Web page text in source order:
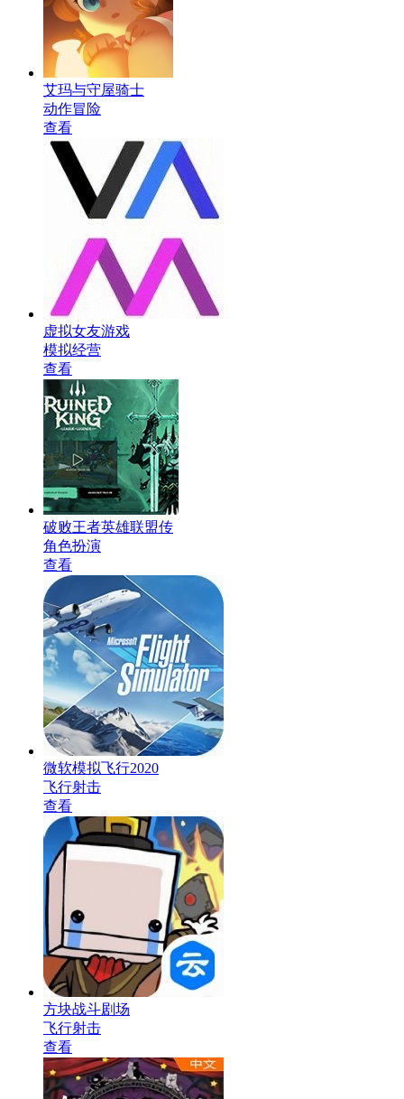
艾玛与守屋骑士
动作冒险
查看
虚拟女友游戏
模拟经营
查看
破败王者英雄联盟传
角色扮演
查看
微软模拟飞行2020
飞行射击
查看
方块战斗剧场
飞行射击
查看